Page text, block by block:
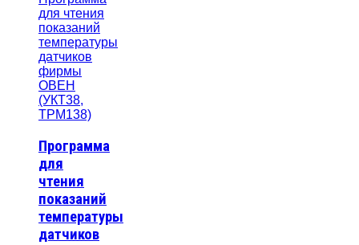
Программа
для
чтения
показаний
температуры
датчиков